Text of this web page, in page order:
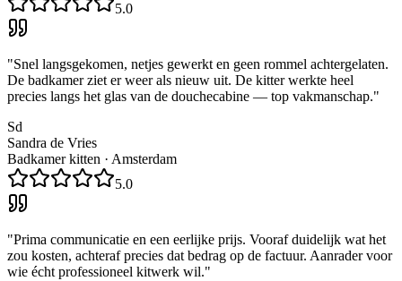
5.0
"Snel langsgekomen, netjes gewerkt en geen rommel achtergelaten.
De badkamer ziet er weer als nieuw uit. De kitter werkte heel
precies langs het glas van de douchecabine — top vakmanschap."
Sd
Sandra de Vries
Badkamer kitten · Amsterdam
5.0
"Prima communicatie en een eerlijke prijs. Vooraf duidelijk wat het
zou kosten, achteraf precies dat bedrag op de factuur. Aanrader voor
wie écht professioneel kitwerk wil."